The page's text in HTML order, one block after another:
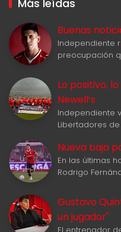
Más leídas
Buenas
Independiente
preocupación
Lo positivo,
Newell‘s
Independiente
Libertadores
Nueva baja
En las últimas
Rodrigo
Gustavo
un jugador"